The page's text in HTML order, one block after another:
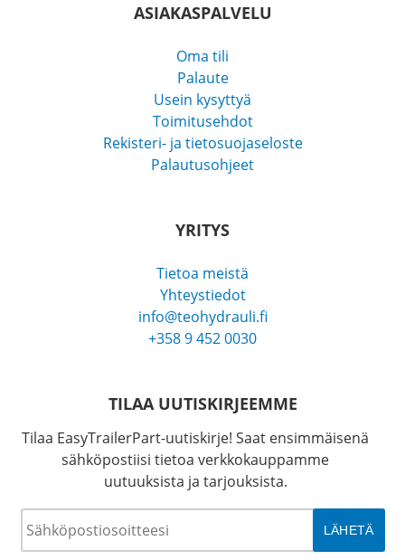
ASIAKASPALVELU
Oma tili
Palaute
Usein kysyttyä
Toimitusehdot
Rekisteri- ja tietosuojaseloste
Palautusohjeet
YRITYS
Tietoa meistä
Yhteystiedot
info@teohydrauli.fi
+358 9 452 0030
TILAA UUTISKIRJEEMME
Tilaa EasyTrailerPart-uutiskirje! Saat ensimmäisenä
sähköpostiisi tietoa verkkokauppamme
uutuuksista ja tarjouksista.